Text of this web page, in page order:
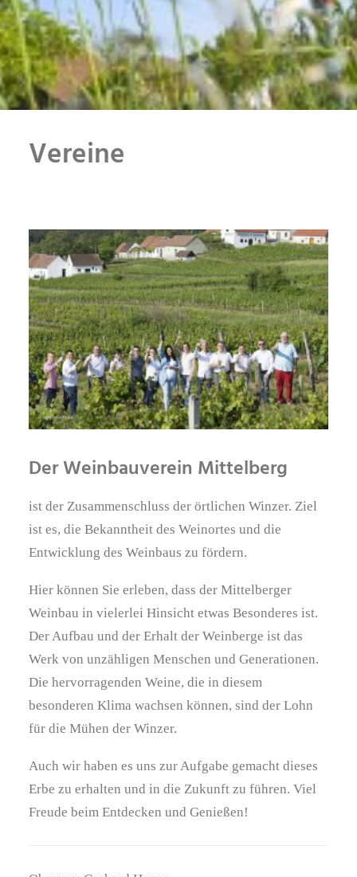
Vereine
Der Weinbauverein Mittelberg
ist der Zusammenschluss der örtlichen Winzer. Ziel
ist es, die Bekanntheit des Weinortes und die
Entwicklung des Weinbaus zu fördern.
Hier können Sie erleben, dass der Mittelberger
Weinbau in vielerlei Hinsicht etwas Besonderes ist.
Der Aufbau und der Erhalt der Weinberge ist das
Werk von unzähligen Menschen und Generationen.
Die hervorragenden Weine, die in diesem
besonderen Klima wachsen können, sind der Lohn
für die Mühen der Winzer.
Auch wir haben es uns zur Aufgabe gemacht dieses
Erbe zu erhalten und in die Zukunft zu führen. Viel
Freude beim Entdecken und Genießen!